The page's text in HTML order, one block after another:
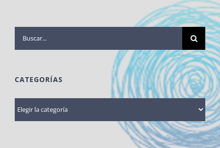
Buscar:
CATEGORÍAS
Categorías